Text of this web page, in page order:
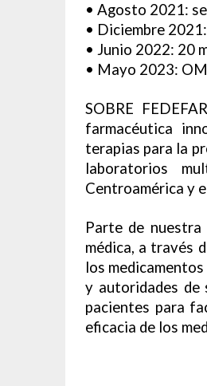
• Agosto 2021:
• Diciembre
• Junio 2022: 20
• Mayo 2023:
SOBRE
farmacéutica
terapias para la
laboratorios
Centroamérica y
Parte de
médica, a través
los
y autoridades de
pacientes para
eficacia de los